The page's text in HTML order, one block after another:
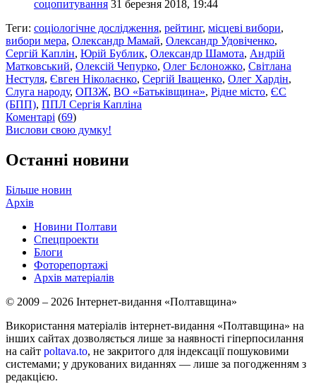
соцопитування 31 березня 2018, 19:44
Теги: соціологічне дослідження, рейтинг, місцеві вибори,
вибори мера, Олександр Мамай, Олександр Удовіченко,
Сергій Каплін, Юрій Бублик, Олександр Шамота, Андрій
Матковський, Олексій Чепурко, Олег Бєлоножко, Світлана
Нестуля, Євген Ніколаєнко, Сергій Іващенко, Олег Хардін,
Слуга народу, ОПЗЖ, ВО «Батьківщина», Рідне місто, ЄС
(БПП), ППЛ Сергія Капліна
Коментарі (69)
Вислови свою думку!
Останні новини
Більше новин
Архів
Новини Полтави
Спецпроекти
Блоги
Фоторепортажі
Архів матеріалів
© 2009 – 2026 Інтернет-видання «Полтавщина»
Використання матеріалів інтернет-видання «Полтавщина» на
інших сайтах дозволяється лише за наявності гіперпосилання
на сайт poltava.to, не закритого для індексації пошуковими
системами; у друкованих виданнях — лише за погодженням з
редакцією.